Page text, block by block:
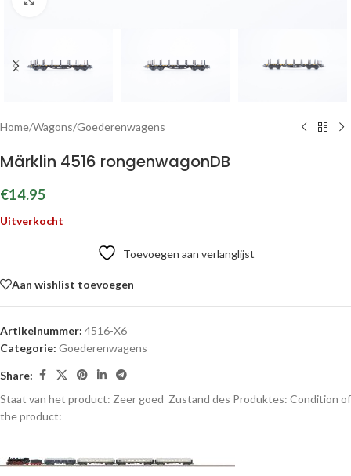
Home/Wagons/Goederenwagens
Märklin 4516 rongenwagonDB
€14.95
Uitverkocht
Toevoegen aan verlanglijst
Aan wishlist toevoegen
Artikelnummer: 4516-X6
Categorie: Goederenwagens
Share:
Staat van het product: Zeer goed Zustand des Produktes: Condition of
the product: